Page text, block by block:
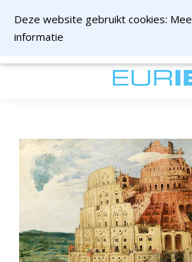
Deze website gebruikt cookies:
informatie